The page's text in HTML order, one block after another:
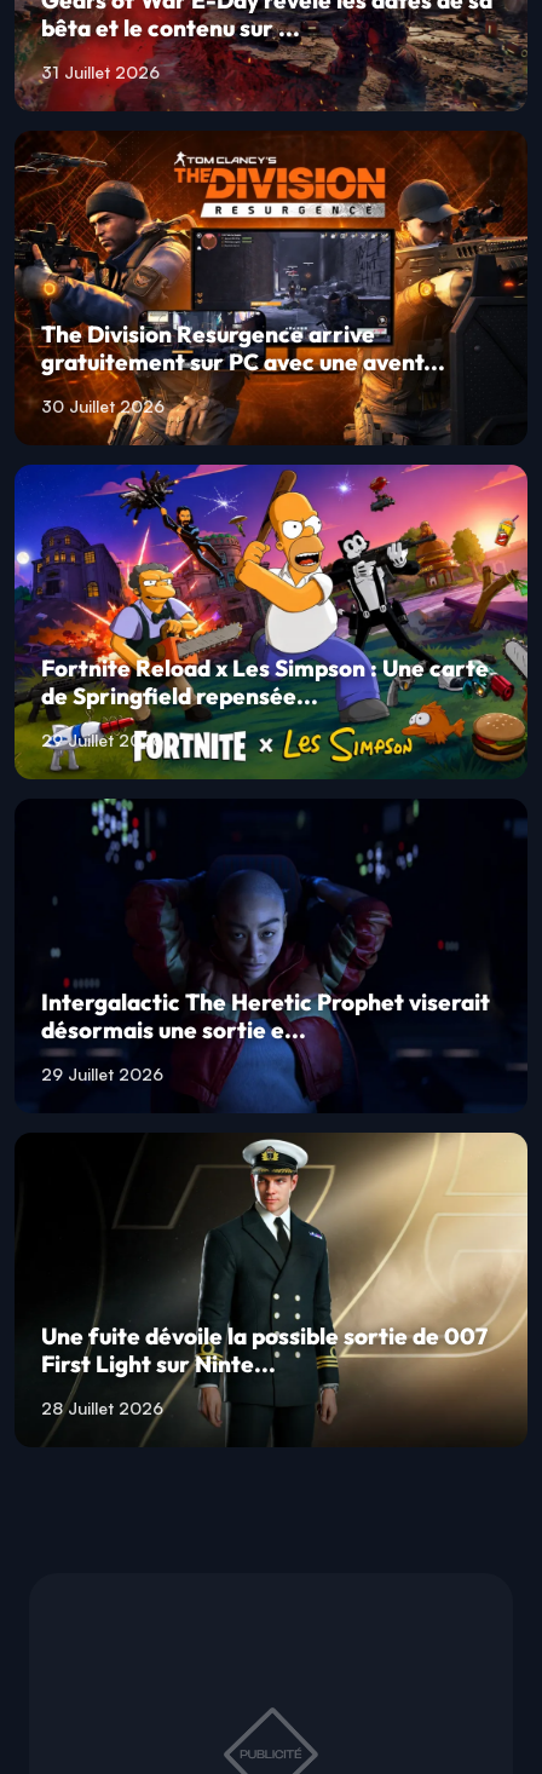
bêta et le contenu sur ...
31 Juillet 2026
The Division Resurgence arrive
gratuitement sur PC avec une avent...
30 Juillet 2026
Fortnite Reload x Les Simpson : Une carte
de Springfield repensée...
29 Juillet 2026
Intergalactic The Heretic Prophet viserait
désormais une sortie e...
29 Juillet 2026
Une fuite dévoile la possible sortie de 007
First Light sur Ninte...
28 Juillet 2026